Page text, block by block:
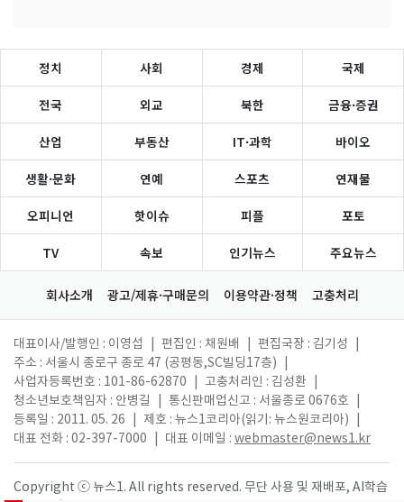
정치 사회 경제 국제
전국 외교 북한 금융·증권
산업 부동산 IT·과학 바이오
생활·문화 연예 스포츠 연재물
오피니언 핫이슈 피플 포토
TV 속보 인기뉴스 주요뉴스
회사소개 광고/제휴·구매문의 이용약관·정책 고충처리
대표이사/발행인 : 이영섭 편집인 : 채원배 편집국장 : 김기성
주소 : 서울시 종로구 종로 47 (공평동,SC빌딩17층)
사업자등록번호 : 101-86-62870
고충처리인 : 김성환
청소년보호책임자 : 안병길
통신판매업신고 : 서울종로 0676호
등록일 : 2011. 05. 26
제호 : 뉴스1코리아(읽기: 뉴스원코리아)
대표 전화 : 02-397-7000
대표 이메일 : webmaster@news1.kr
Copyright ⓒ 뉴스1. All rights reserved. 무단 사용 및 재배포, AI학습